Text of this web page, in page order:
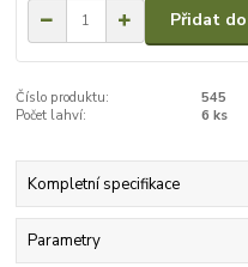
Přidat
Číslo produktu:
545
Počet lahví:
6 ks
Kompletní specifikace
Parametry